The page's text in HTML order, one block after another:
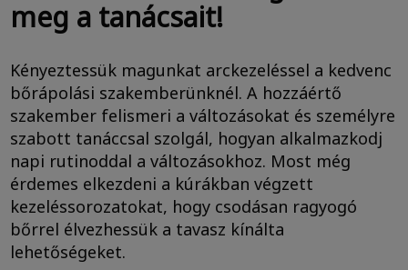
meg a tanácsait!
Kényeztessük magunkat arckezeléssel a kedvenc
bőrápolási szakemberünknél. A hozzáértő
szakember felismeri a változásokat és személyre
szabott tanáccsal szolgál, hogyan alkalmazkodj
napi rutinoddal a változásokhoz. Most még
érdemes elkezdeni a kúrákban végzett
kezeléssorozatokat, hogy csodásan ragyogó
bőrrel élvezhessük a tavasz kínálta
lehetőségeket.